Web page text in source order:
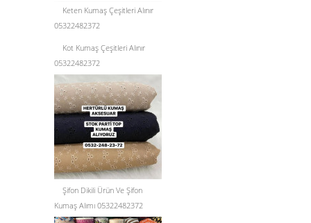
Keten Kumaş Çeşitleri Alınır
05322482372
Kot Kumaş Çeşitleri Alınır
05322482372
Şifon Dikili Ürün Ve Şifon
Kumaş Alımı 05322482372